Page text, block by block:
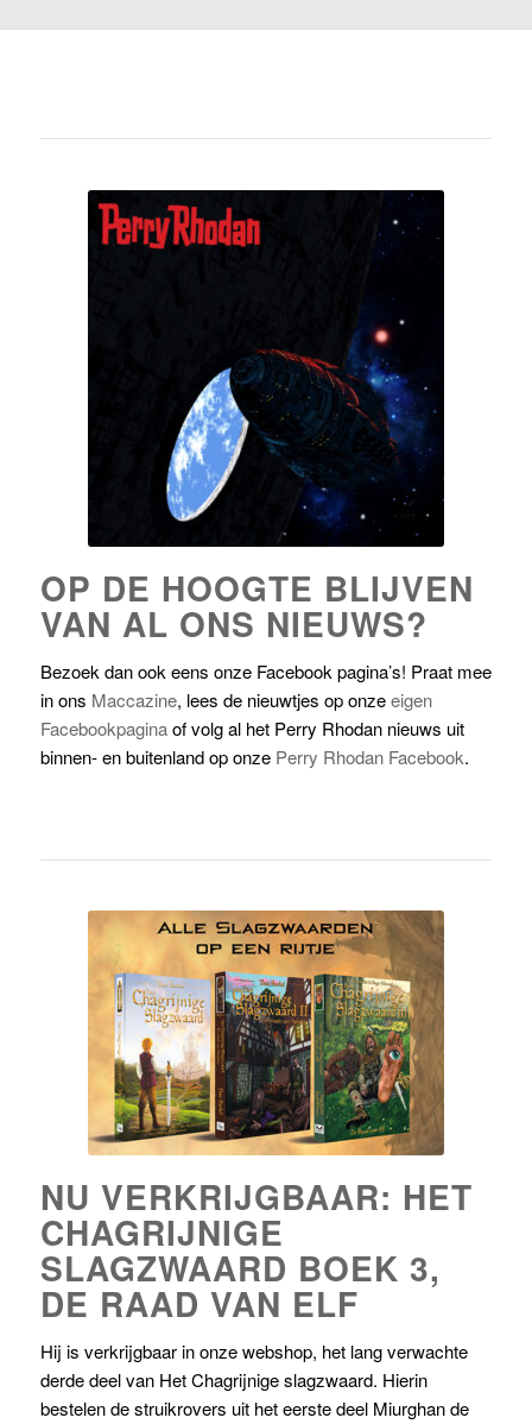
OP DE HOOGTE BLIJVEN
VAN AL ONS NIEUWS?
Bezoek dan ook eens onze Facebook pagina’s! Praat mee
in ons
Maccazine , lees de nieuwtjes op onze
eigen
Facebookpagina
of volg al het Perry Rhodan nieuws uit
binnen- en buitenland op onze
Perry Rhodan Facebook
NU VERKRIJGBAAR: HET
CHAGRIJNIGE
SLAGZWAARD BOEK 3,
DE RAAD VAN ELF
Hij is verkrijgbaar in onze webshop, het lang verwachte
derde deel van Het Chagrijnige slagzwaard. Hierin